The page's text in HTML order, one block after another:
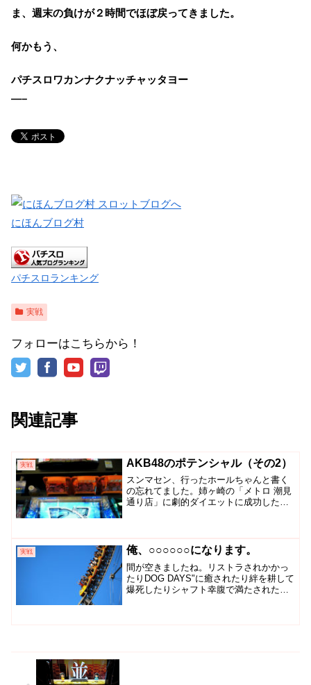
ま、週末の負けが２時間でほぼ戻ってきました。
何かもう、
パチスロワカンナクナッチャッタヨー
—–
にほんブログ村
パチスロランキング
実戦
フォローはこちらから！
関連記事
実戦 AKB48のポテンシャル（その2）
スンマセン、行ったホールちゃんと書く
の忘れてました。姉ヶ崎の「メトロ 潮見
通り店」に劇的ダイエットに成功した交
か電車はありそうです…...
実戦 俺、○○○○○○になります。
間が空きましたね。リストラされかかっ
たりDOG DAYS"に癒されたり絆を耕して
爆死したりシャフト幸腹で満たされたり